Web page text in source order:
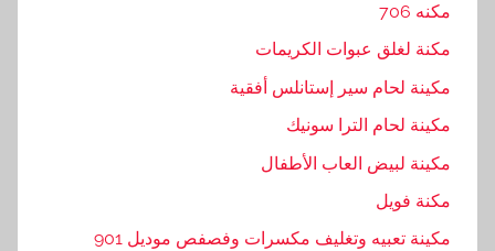
مكنه 706
مكنة لغلق عبوات الكريمات
مكينة لحام سير إستانلس أفقية
مكينة لحام الترا سونيك
مكينة لبيض العاب الأطفال
مكنة فويل
مكينة تعبيه وتغليف مكسرات وفصفص موديل 901